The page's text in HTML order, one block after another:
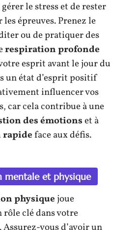
le stress et de rester
épreuves. Prenez le
ou de pratiquer des
respiration profonde
esprit avant le jour du
un état d’esprit positif
influencer vos
car cela contribue à une
des émotionset à
rapideface aux défis.
mentale et physique
physiquejoue
rôle clé dans votre
vous d’avoir un